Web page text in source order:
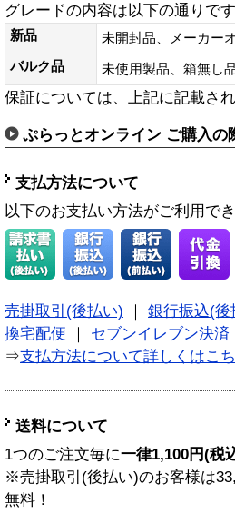
グレードの内容は以下の通りで
新品
未開封品、メーカー
バルク品
未使用製品、箱無
保証については、上記に記載さ
ぷらっとオンライン ご購入の
支払方法について
以下のお支払い方法がご利用で
売掛取引(後払い)
銀行振込(後
換宅配便
セブンイレブン決済
⇒支払方法について詳しくはこ
送料について
1つのご注文毎に一律1,100円(税
※売掛取引(後払い)のお客様は
無料！